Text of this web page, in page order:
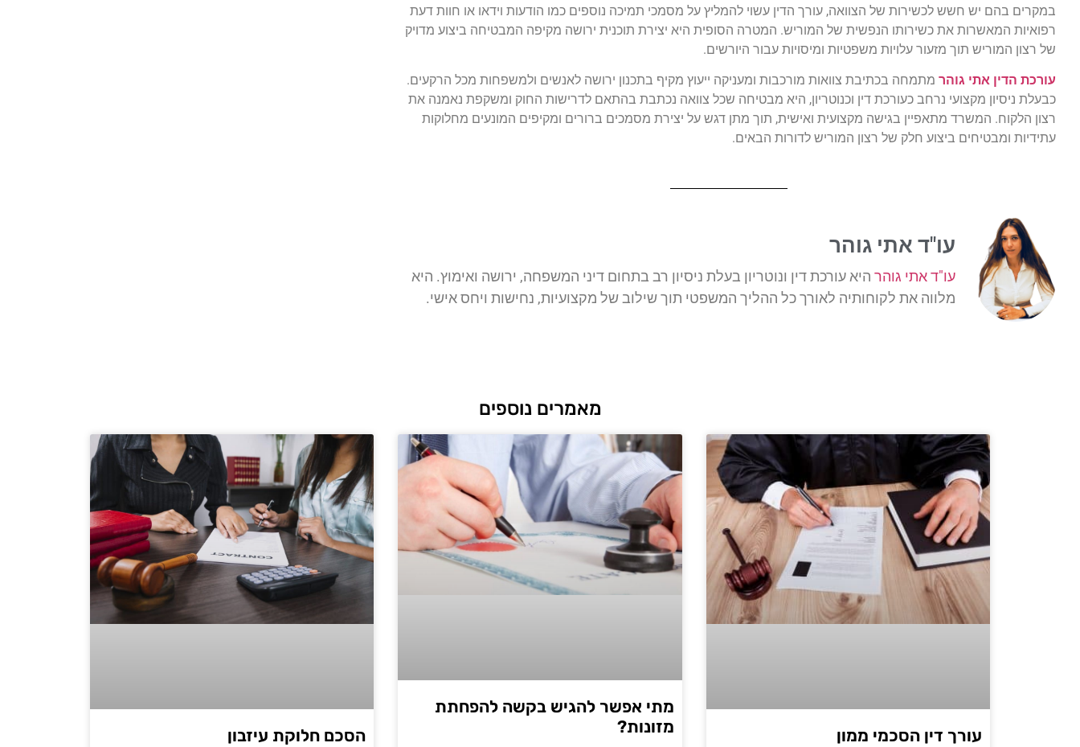
במקרים בהם יש חשש לכשירות של הצוואה, עורך הדין עשוי להמליץ על מסמכי תמיכה נוספים כמו הודעות וידאו או חוות דעת
רפואיות המאשרות את כשירותו הנפשית של המוריש. המטרה הסופית היא יצירת תוכנית ירושה מקיפה המבטיחה ביצוע מדויק
של רצון המוריש תוך מזעור עלויות משפטיות ומיסויות עבור היורשים.
עורכת הדין אתי גוהר מתמחה בכתיבת צוואות מורכבות ומעניקה ייעוץ מקיף בתכנון ירושה לאנשים ולמשפחות מכל הרקעים.
כבעלת ניסיון מקצועי נרחב כעורכת דין וכנוטריון, היא מבטיחה שכל צוואה נכתבת בהתאם לדרישות החוק ומשקפת נאמנה את
רצון הלקוח. המשרד מתאפיין בגישה מקצועית ואישית, תוך מתן דגש על יצירת מסמכים ברורים ומקיפים המונעים מחלוקות
עתידיות ומבטיחים ביצוע חלק של רצון המוריש לדורות הבאים.
עו"ד אתי גוהר
עו"ד אתי גוהר היא עורכת דין ונוטריון בעלת ניסיון רב בתחום דיני המשפחה, ירושה ואימוץ. היא
מלווה את לקוחותיה לאורך כל ההליך המשפטי תוך שילוב של מקצועיות, נחישות ויחס אישי.
מאמרים נוספים
עורך דין הסכמי ממון
מתי אפשר להגיש בקשה להפחתת
מזונות?
הסכם חלוקת עיזבון